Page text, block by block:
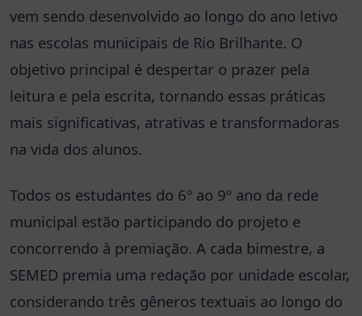
vem sendo desenvolvido ao longo do ano letivo
nas escolas municipais de Rio Brilhante. O
objetivo principal é despertar o prazer pela
leitura e pela escrita, tornando essas práticas
mais significativas, atrativas e transformadoras
na vida dos alunos.
Todos os estudantes do 6º ao 9º ano da rede
municipal estão participando do projeto e
concorrendo à premiação. A cada bimestre, a
SEMED premia uma redação por unidade escolar,
considerando três gêneros textuais ao longo do